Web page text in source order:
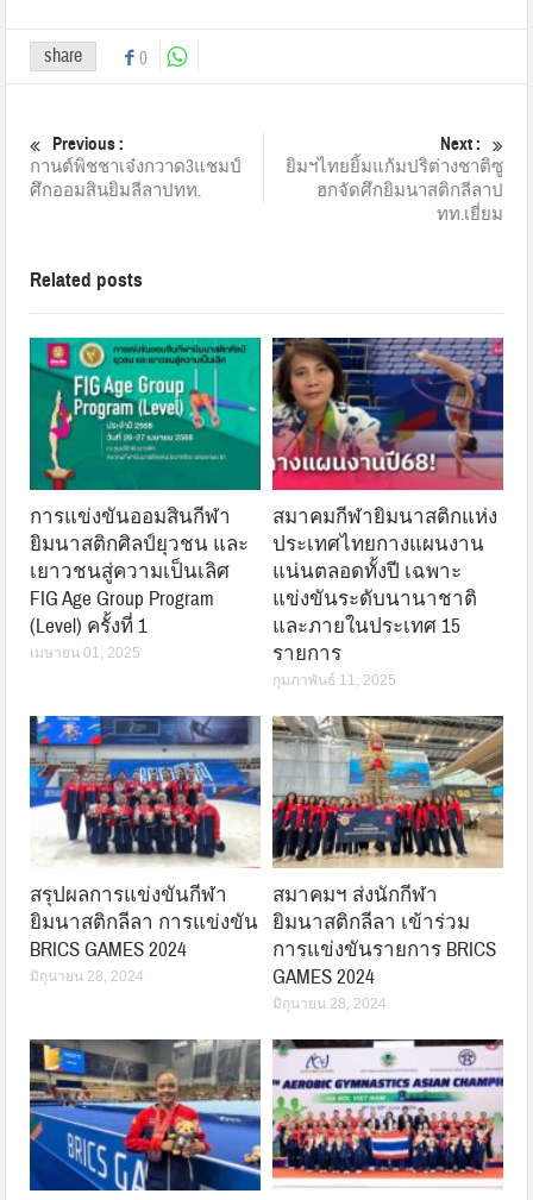
share 0
Previous :
กานต์พิชชาเจ๋งกวาด3แชมป์
ศึกออมสินยิมลีลาปทท.
Next :
ยิมฯไทยยิ้มแก้มปริต่างชาติซู
ฮกจัดศึกยิมนาสติกลีลาป
ทท.เยี่ยม
Related posts
การแข่งขันออมสินกีฬา
ยิมนาสติกศิลป์ยุวชน และ
เยาวชนสู่ความเป็นเลิศ
FIG Age Group Program
(Level) ครั้งที่ 1
เมษายน 01, 2025
สมาคมกีฬายิมนาสติกแห่ง
ประเทศไทยกางแผนงาน
แน่นตลอดทั้งปี เฉพาะ
แข่งขันระดับนานาชาติ
และภายในประเทศ 15
รายการ
กุมภาพันธ์ 11, 2025
สรุปผลการแข่งขันกีฬา
ยิมนาสติกลีลา การแข่งขัน
BRICS GAMES 2024
มิถุนายน 28, 2024
สมาคมฯ ส่งนักกีฬา
ยิมนาสติกลีลา เข้าร่วม
การแข่งขันรายการ BRICS
GAMES 2024
มิถุนายน 28, 2024